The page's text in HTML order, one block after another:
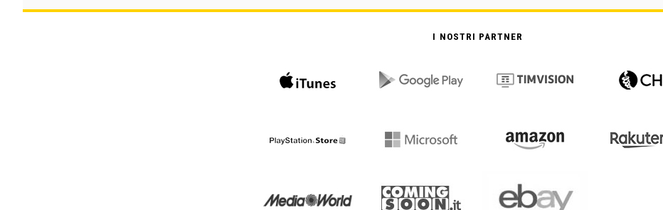
I NOSTRI PARTNER